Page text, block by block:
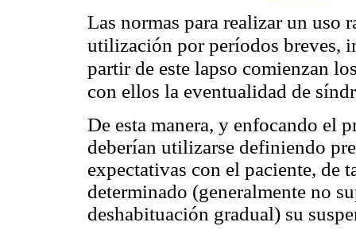
Las normas para realizar un uso
utilización por períodos breves,
partir de este lapso comienzan
con ellos la eventualidad de
De esta manera, y enfocando el
deberían utilizarse definiendo
expectativas con el paciente, de
determinado (generalmente no
deshabituación gradual) su